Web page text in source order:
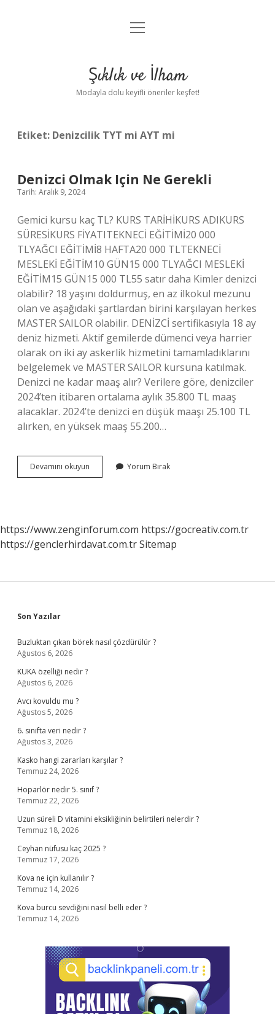
Anasayfa
Yasal Uyarı
menüyü
Şıklık ve İlham
Modayla dolu keyifli öneriler keşfet!
Etiket: Denizcilik TYT mi AYT mi
Denizci Olmak Için Ne Gerekli
Tarih: Aralık 9, 2024
Gemici kursu kaç TL? KURS TARİHİKURS ADIKURS
SÜRESİKURS FİYATITEKNECİ EĞİTİMİ20 000
TLYAĞCI EĞİTİMİ8 HAFTA20 000 TLTEKNECİ
MESLEKİ EĞİTİM10 GÜN15 000 TLYAĞCI MESLEKİ
EĞİTİM15 GÜN15 000 TL55 satır daha Kimler denizci
olabilir? 18 yaşını doldurmuş, en az ilkokul mezunu
olan ve aşağıdaki şartlardan birini karşılayan herkes
MASTER SAILOR olabilir. DENİZCİ sertifikasıyla 18 ay
deniz hizmeti. Aktif gemilerde dümenci veya harrier
olarak on iki ay askerlik hizmetini tamamladıklarını
belgelemek ve MASTER SAILOR kursuna katılmak.
Denizci ne kadar maaş alır? Verilere göre, denizciler
2024’ten itibaren ortalama aylık 35.800 TL maaş
alacaklar. 2024’te denizci en düşük maaşı 25.100 TL
alırken, en yüksek maaş 55.200…
Devamını okuyun
Olmak
Yorum Bırak
https://www.zenginforum.com https://gocreativ.com.tr
https://genclerhirdavat.com.trSitemap
Sidebar
Son Yazılar
Buzluktan çıkan börek nasıl çözdürülür ?
Ağustos 6, 2026
KUKA özelliği nedir ?
Ağustos 6, 2026
Avcı kovuldu mu ?
Ağustos 5, 2026
6. sınıfta veri nedir ?
Ağustos 3, 2026
Kasko hangi zararları karşılar ?
Temmuz 24, 2026
Hoparlör nedir 5. sınıf ?
Temmuz 22, 2026
Uzun süreli D vitamini eksikliğinin belirtileri nelerdir ?
Temmuz 18, 2026
Ceyhan nüfusu kaç 2025 ?
Temmuz 17, 2026
Kova ne için kullanılır ?
Temmuz 14, 2026
Kova burcu sevdiğini nasıl belli eder ?
Temmuz 14, 2026